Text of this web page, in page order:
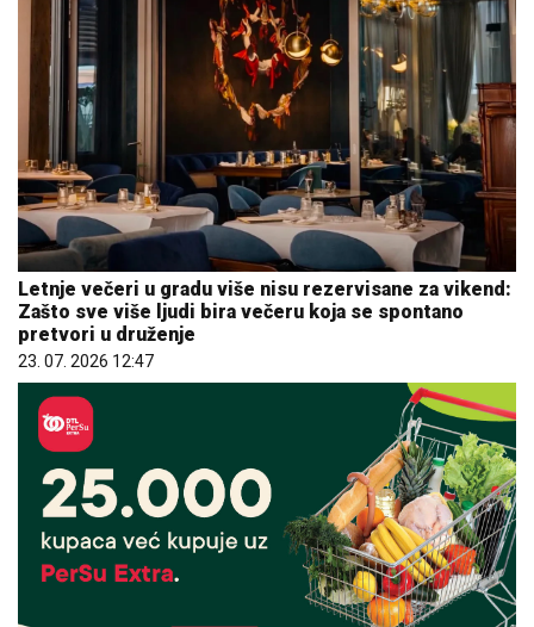
Letnje večeri u gradu više nisu rezervisane za vikend:
Zašto sve više ljudi bira večeru koja se spontano
pretvori u druženje
23. 07. 2026 12:47